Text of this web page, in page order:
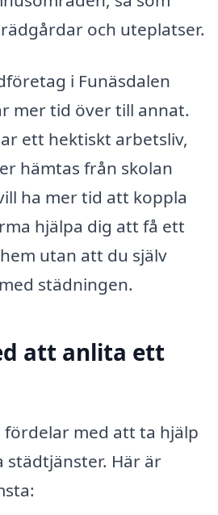
och uteplatser.
i Funäsdalen
mer tid över till annat.
ett hektiskt arbetsliv,
hämtas från skolan
ha mer tid att koppla
hjälpa dig att få ett
utan att du själv
städningen.
att anlita ett
fördelar med att ta hjälp
städtjänster. Här är